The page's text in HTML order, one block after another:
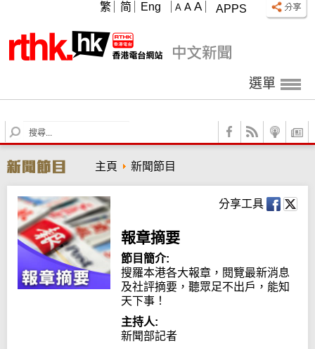
APPS
A A A
繁 简 Eng
選單
S
e
r
c
h
主頁 新聞節目
分享工具
報章摘要
節目簡介:
搜羅本港各大報章，閱覽最新消息
及社評摘要，聽眾足不出戶，能知
天下事！
主持人:
新聞部記者